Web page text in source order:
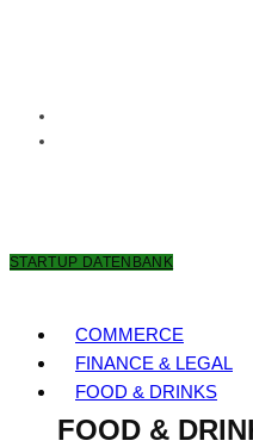
STARTUP DATENBANK
COMMERCE
FINANCE & LEGAL
FOOD & DRINKS
FOOD &